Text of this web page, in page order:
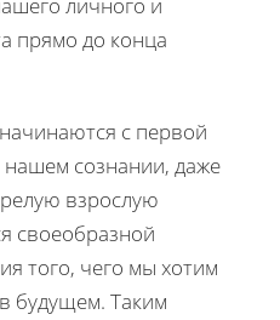
личного и
прямо до конца
с первой
сознании, даже
взрослую
своеобразной
того, чего мы хотим
будущем. Таким